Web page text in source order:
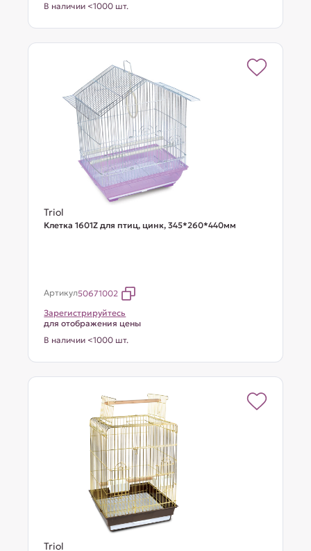
В наличии <1000 шт.
Triol
Клетка 1601Z для птиц, цинк, 345*260*440мм
Артикул50671002
Зарегистрируйтесь
для отображения цены
В наличии <1000 шт.
Triol